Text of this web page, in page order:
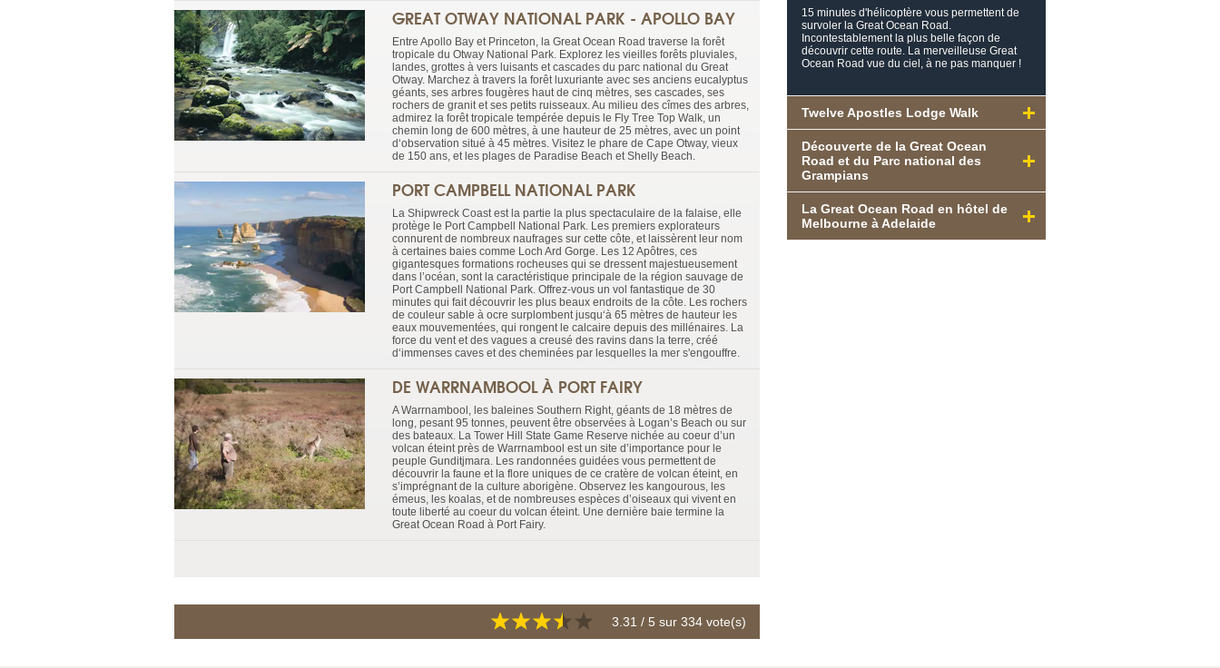
GREAT OTWAY NATIONAL PARK - APOLLO BAY
Entre Apollo Bay et Princeton, la Great Ocean Road traverse la forêt
tropicale du Otway National Park. Explorez les vieilles forêts pluviales,
landes, grottes à vers luisants et cascades du parc national du Great
Otway. Marchez à travers la forêt luxuriante avec ses anciens eucalyptus
géants, ses arbres fougères haut de cinq mètres, ses cascades, ses
rochers de granit et ses petits ruisseaux. Au milieu des cîmes des arbres,
admirez la forêt tropicale tempérée depuis le Fly Tree Top Walk, un
chemin long de 600 mètres, à une hauteur de 25 mètres, avec un point
d‘observation situé à 45 mètres. Visitez le phare de Cape Otway, vieux
de 150 ans, et les plages de Paradise Beach et Shelly Beach.
PORT CAMPBELL NATIONAL PARK
La Shipwreck Coast est la partie la plus spectaculaire de la falaise, elle
protège le Port Campbell National Park. Les premiers explorateurs
connurent de nombreux naufrages sur cette côte, et laissèrent leur nom
à certaines baies comme Loch Ard Gorge. Les 12 Apôtres, ces
gigantesques formations rocheuses qui se dressent majestueusement
dans l’océan, sont la caractéristique principale de la région sauvage de
Port Campbell National Park. Offrez-vous un vol fantastique de 30
minutes qui fait découvrir les plus beaux endroits de la côte. Les rochers
de couleur sable à ocre surplombent jusqu‘à 65 mètres de hauteur les
eaux mouvementées, qui rongent le calcaire depuis des millénaires. La
force du vent et des vagues a creusé des ravins dans la terre, créé
d‘immenses caves et des cheminées par lesquelles la mer s'engouffre.
DE WARRNAMBOOL À PORT FAIRY
A Warrnambool, les baleines Southern Right, géants de 18 mètres de
long, pesant 95 tonnes, peuvent être observées à Logan’s Beach ou sur
des bateaux. La Tower Hill State Game Reserve nichée au coeur d’un
volcan éteint près de Warrnambool est un site d’importance pour le
peuple Gunditjmara. Les randonnées guidées vous permettent de
découvrir la faune et la flore uniques de ce cratère de volcan éteint, en
s’imprégnant de la culture aborigène. Observez les kangourous, les
émeus, les koalas, et de nombreuses espèces d’oiseaux qui vivent en
toute liberté au coeur du volcan éteint. Une dernière baie termine la
Great Ocean Road à Port Fairy.
3.31 / 5 sur 334 vote(s)
15 minutes d'hélicoptère vous permettent de
survoler la Great Ocean Road.
Incontestablement la plus belle façon de
découvrir cette route. La merveilleuse Great
Ocean Road vue du ciel, à ne pas manquer !
Twelve Apostles Lodge Walk
Découverte de la Great Ocean
Road et du Parc national des
Grampians
La Great Ocean Road en hôtel de
Melbourne à Adelaide